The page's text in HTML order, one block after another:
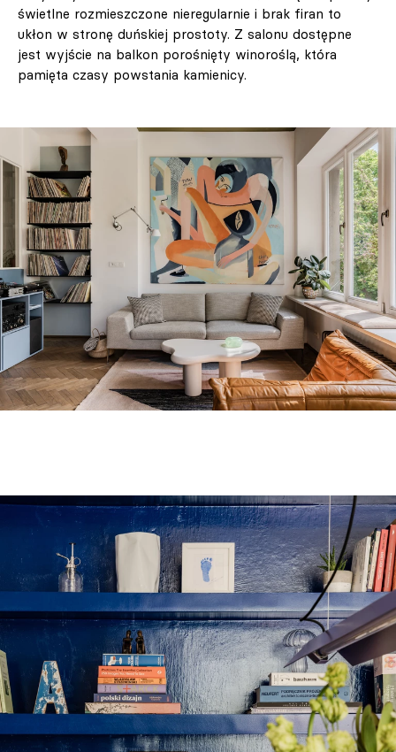
świetlne rozmieszczone nieregularnie i brak firan to
ukłon w stronę duńskiej prostoty. Z salonu dostępne
jest wyjście na balkon porośnięty winoroślą, która
pamięta czasy powstania kamienicy.